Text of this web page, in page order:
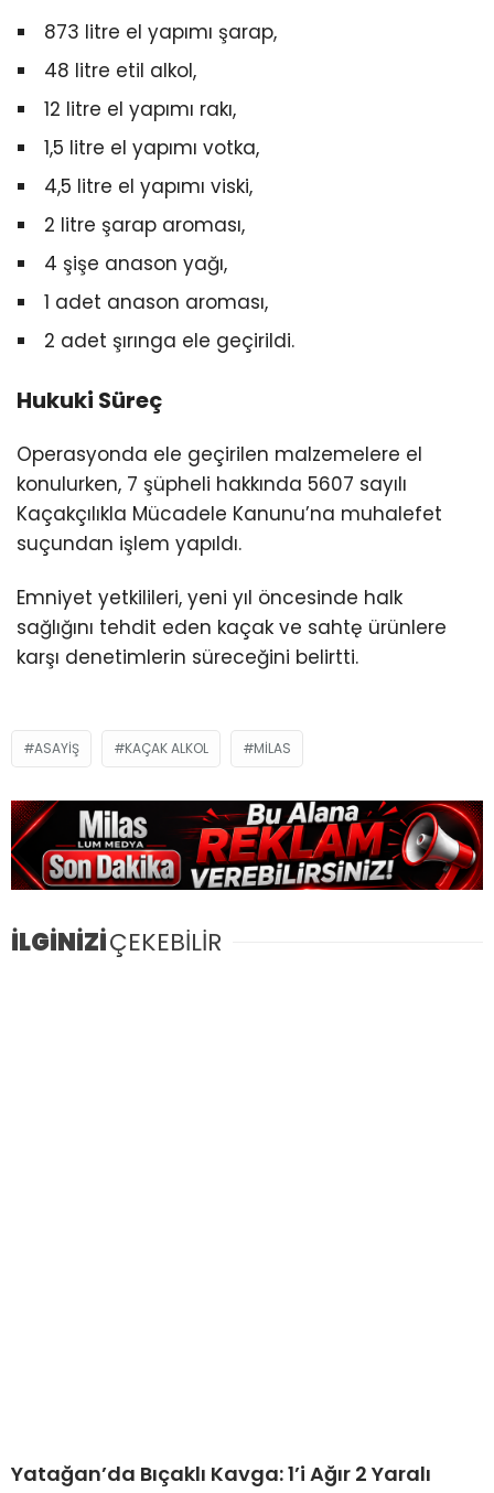
873 litre el yapımı şarap,
48 litre etil alkol,
12 litre el yapımı rakı,
1,5 litre el yapımı votka,
4,5 litre el yapımı viski,
2 litre şarap aroması,
4 şişe anason yağı,
1 adet anason aroması,
2 adet şırınga ele geçirildi.
Hukuki Süreç
Operasyonda ele geçirilen malzemelere el
konulurken, 7 şüpheli hakkında 5607 sayılı
Kaçakçılıkla Mücadele Kanunu’na muhalefet
suçundan işlem yapıldı.
Emniyet yetkilileri, yeni yıl öncesinde halk
sağlığını tehdit eden kaçak ve sahtę ürünlere
karşı denetimlerin süreceğini belirtti.
ASAYIŞ KAÇAK ALKOL MILAS
İLGİNİZİÇEKEBİLİR
Yatağan’da Bıçaklı Kavga: 1’i Ağır 2 Yaralı